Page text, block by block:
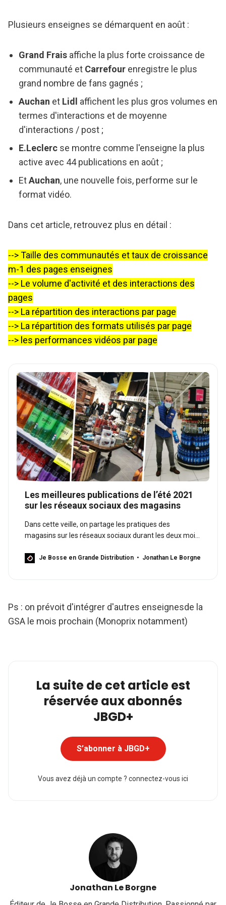
Plusieurs enseignes se démarquent en août :
Grand Fraisaffiche la plus forte croissance de
communauté et Carrefourenregistre le plus
grand nombre de fans gagnés ;
Auchan et Lidl affichent les plus gros volumes en
termes d'interactions et de moyenne
d'interactions / post ;
E.Leclercse montre comme l'enseigne la plus
active avec 44 publications en août ;
EtAuchan, une nouvelle fois, performe sur le
format vidéo.
Dans cet article, retrouvez plus en détail :
--> Taille des communautés et taux de croissance
m-1 des pages enseignes
--> Le volume d'activité et des interactions des
pages
--> La répartition des interactions par page
--> La répartition des formats utilisés par page
--> les performances vidéos par page
Les meilleures publications de l’été 2021
sur les réseaux sociaux des magasins
Dans cette veille, on partage les pratiques des
magasins sur les réseaux sociaux durant les deux mois
ralentissement d’activité sur les réseaux sociaux des
Je Bosse en Grande Distribution Jonathan Le Borgne
Ps : on prévoit d'intégrer d'autres enseignesde la
GSA le mois prochain (Monoprix notamment)
La suite de cet article est
réservée aux abonnés
JBGD+
S’abonner à JBGD+
Vous avez déjà un compte ? connectez-vous ici
Jonathan Le Borgne